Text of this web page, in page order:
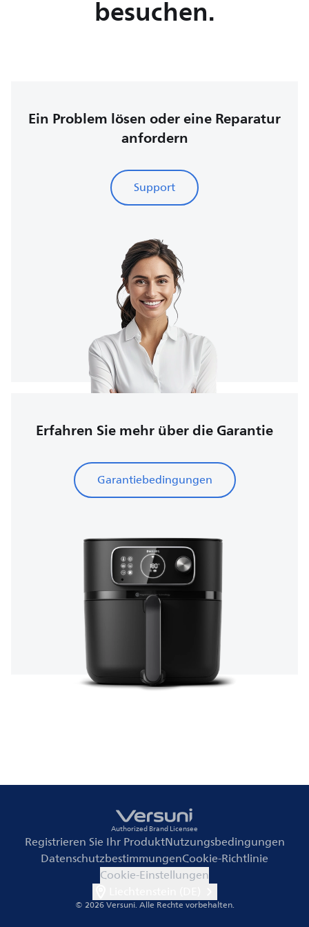
besuchen.
Ein Problem lösen oder eine Reparatur
anfordern
Support
Erfahren Sie mehr über die Garantie
Garantiebedingungen
Authorized Brand Licensee
Registrieren Sie Ihr ProduktNutzungsbedingungen
DatenschutzbestimmungenCookie-Richtlinie
Cookie-Einstellungen
© 2026 Versuni.Alle Rechte vorbehalten.